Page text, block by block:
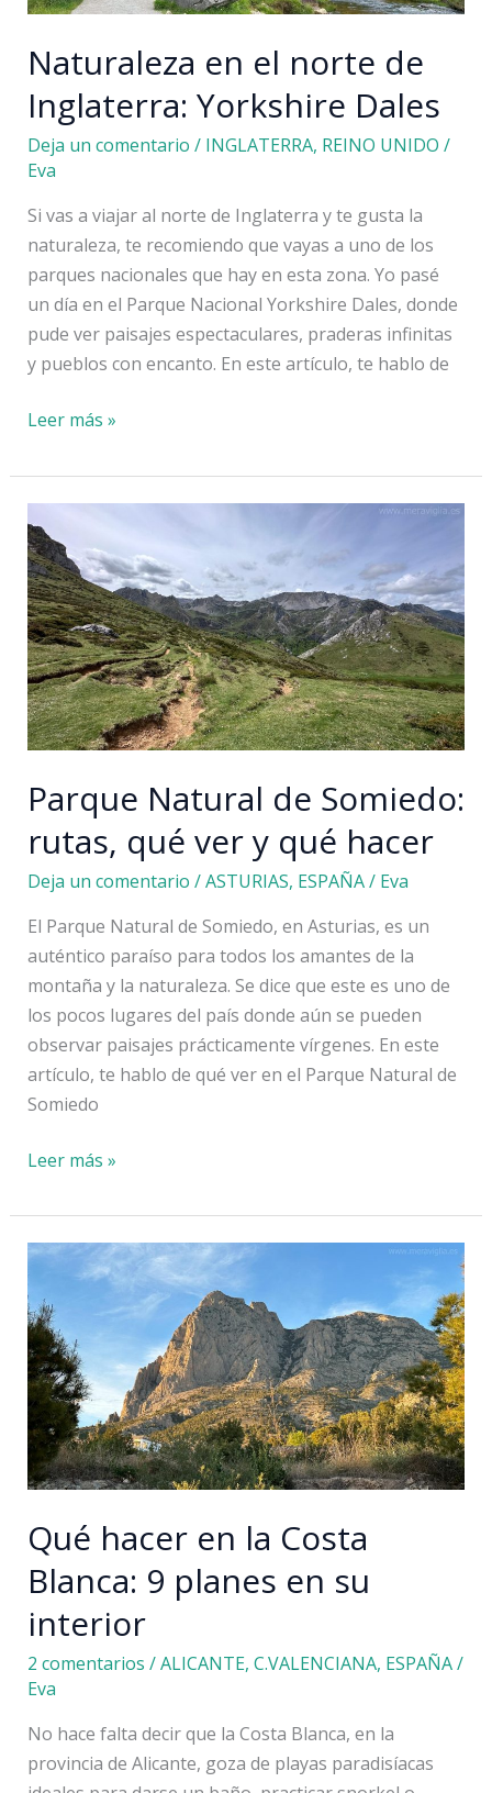
Naturaleza en el norte de
Inglaterra: Yorkshire Dales
Deja un comentario / INGLATERRA, REINO UNIDO /
Eva
Si vas a viajar al norte de Inglaterra y te gusta la
naturaleza, te recomiendo que vayas a uno de los
parques nacionales que hay en esta zona. Yo pasé
un día en el Parque Nacional Yorkshire Dales, donde
pude ver paisajes espectaculares, praderas infinitas
y pueblos con encanto. En este artículo, te hablo de
Naturaleza
el
norte
de
Inglaterra:
Yorkshire
Dales
Leer más »
Parque Natural de Somiedo:
rutas, qué ver y qué hacer
Deja un comentario /ASTURIAS, ESPAÑA/ Eva
El Parque Natural de Somiedo, en Asturias, es un
auténtico paraíso para todos los amantes de la
montaña y la naturaleza. Se dice que este es uno de
los pocos lugares del país donde aún se pueden
observar paisajes prácticamente vírgenes. En este
artículo, te hablo de qué ver en el Parque Natural de
Somiedo
Parque
de
Somiedo:
qué
ver
y
qué
hacer
Leer más »
Qué hacer en la Costa
Blanca: 9 planes en su
interior
2 comentarios /ALICANTE, C.VALENCIANA, ESPAÑA/
Eva
No hace falta decir que la Costa Blanca, en la
provincia de Alicante, goza de playas paradisíacas